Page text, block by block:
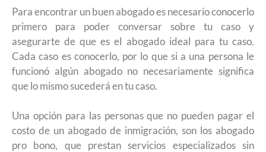
Para encontrar un buen abogado es necesario conocerlo
primero para poder conversar sobre tu caso y
asegurarte de que es el abogado ideal para tu caso.
Cada caso es conocerlo, por lo que si a una persona le
funcionó algún abogado no necesariamente significa
que lo mismo sucederá en tu caso.
Una opción para las personas que no pueden pagar el
costo de un abogado de inmigración, son los abogado
pro bono, que prestan servicios especializados sin